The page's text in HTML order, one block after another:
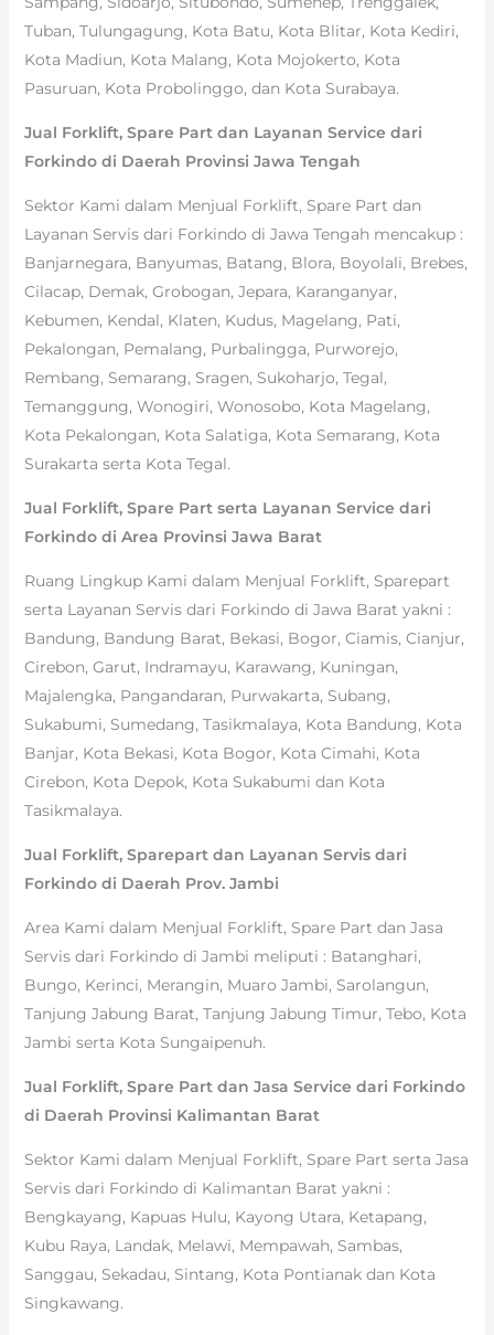
Tuban, Tulungagung, Kota Batu, Kota Blitar, Kota Kediri,
Kota Madiun, Kota Malang, Kota Mojokerto, Kota
Pasuruan, Kota Probolinggo, dan Kota Surabaya.
Jual Forklift, Spare Part dan Layanan Service dari
Forkindo di Daerah Provinsi Jawa Tengah
Sektor Kami dalam Menjual Forklift, Spare Part dan
Layanan Servis dari Forkindo di Jawa Tengah mencakup :
Banjarnegara, Banyumas, Batang, Blora, Boyolali, Brebes,
Cilacap, Demak, Grobogan, Jepara, Karanganyar,
Kebumen, Kendal, Klaten, Kudus, Magelang, Pati,
Pekalongan, Pemalang, Purbalingga, Purworejo,
Rembang, Semarang, Sragen, Sukoharjo, Tegal,
Temanggung, Wonogiri, Wonosobo, Kota Magelang,
Kota Pekalongan, Kota Salatiga, Kota Semarang, Kota
Surakarta serta Kota Tegal.
Jual Forklift, Spare Part serta Layanan Service dari
Forkindo di Area Provinsi Jawa Barat
Ruang Lingkup Kami dalam Menjual Forklift, Sparepart
serta Layanan Servis dari Forkindo di Jawa Barat yakni :
Bandung, Bandung Barat, Bekasi, Bogor, Ciamis, Cianjur,
Cirebon, Garut, Indramayu, Karawang, Kuningan,
Majalengka, Pangandaran, Purwakarta, Subang,
Sukabumi, Sumedang, Tasikmalaya, Kota Bandung, Kota
Banjar, Kota Bekasi, Kota Bogor, Kota Cimahi, Kota
Cirebon, Kota Depok, Kota Sukabumi dan Kota
Tasikmalaya.
Jual Forklift, Sparepart dan Layanan Servis dari
Forkindo di Daerah Prov. Jambi
Area Kami dalam Menjual Forklift, Spare Part dan Jasa
Servis dari Forkindo di Jambi meliputi : Batanghari,
Bungo, Kerinci, Merangin, Muaro Jambi, Sarolangun,
Tanjung Jabung Barat, Tanjung Jabung Timur, Tebo, Kota
Jambi serta Kota Sungaipenuh.
Jual Forklift, Spare Part dan Jasa Service dari Forkindo
di Daerah Provinsi Kalimantan Barat
Sektor Kami dalam Menjual Forklift, Spare Part serta Jasa
Servis dari Forkindo di Kalimantan Barat yakni :
Bengkayang, Kapuas Hulu, Kayong Utara, Ketapang,
Kubu Raya, Landak, Melawi, Mempawah, Sambas,
Sanggau, Sekadau, Sintang, Kota Pontianak dan Kota
Singkawang.